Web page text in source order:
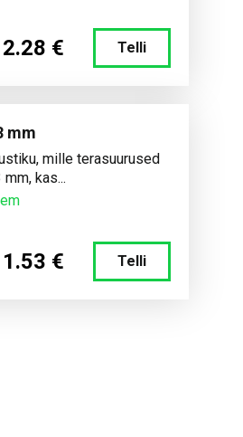
€ Telli
mm
mille terasuurused
kas...
€ Telli